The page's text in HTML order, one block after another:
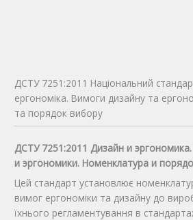
ДСТУ 7251:2011 Національний
ергономіка. Вимоги дизайну та
та порядок вибору
ДСТУ 7251:2011 Дизайн и
и эргономики. Номенклатура и
Цей стандарт установлює
вимог ергономіки та дизайну до
їхнього регламентування в